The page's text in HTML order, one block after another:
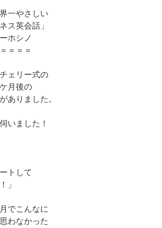
一やさしい
ス英会話」
ホシノ
＝＝＝
ェリー式の
月後の
ありました。
いました！
トして
」
でこんなに
わなかった